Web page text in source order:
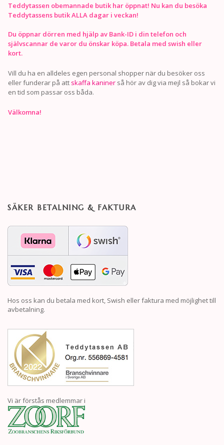
Teddytassen obemannade butik har öppnat! Nu kan du besöka
Teddytassens butik ALLA dagar i veckan!
Du öppnar dörren med hjälp av Bank-ID i din telefon och
självscannar de varor du önskar köpa. Betala med swish eller
kort.
Vill du ha en alldeles egen personal shopper när du besöker oss
eller funderar på att skaffa kaniner så hör av dig via mejl så bokar vi
en tid som passar oss båda.
Välkomna!
SÄKER BETALNING & FAKTURA
Hos oss kan du betala med kort, Swish eller faktura med möjlighet till
avbetalning.
Vi är förstås medlemmar i